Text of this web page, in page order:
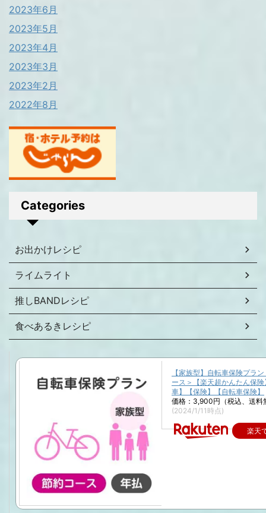
2023年6月
2023年5月
2023年4月
2023年3月
2023年2月
2022年8月
Categories
お出かけレシピ
ライムライト
推しBANDレシピ
食べあるきレシピ
【家族型】自転車保険プラ
ース＞【楽天超かんたん保
車】【保険】【自転車保険】
価格：3,900円（税込、送料
(2024/1/11時点)
楽天